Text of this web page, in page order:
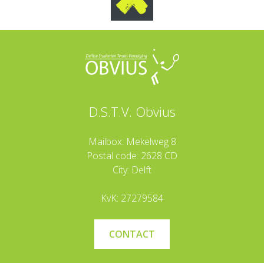
D.S.T.V. Obvius
Mailbox: Mekelweg 8
Postal code: 2628 CD
City: Delft
KvK: 27279584
CONTACT